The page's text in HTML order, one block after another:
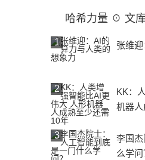
哈希力量 ☉ 文库
1 张维
2
KK：
机器人
3
李国
么学问